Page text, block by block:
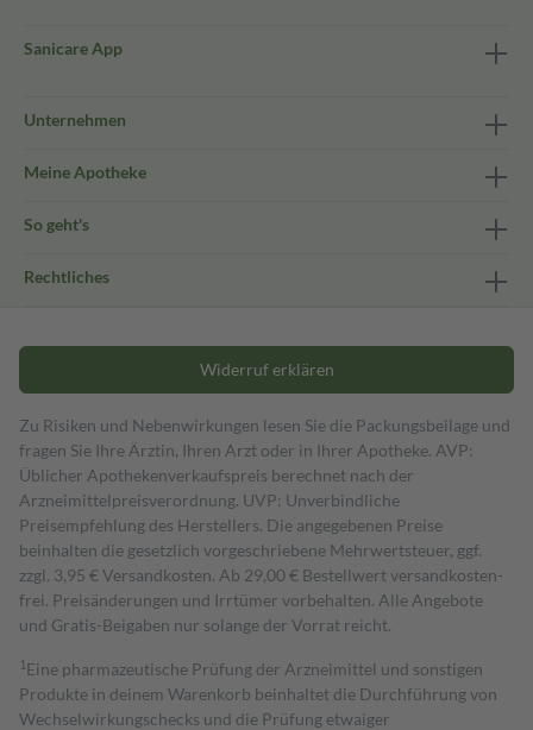
Sanicare App
Unternehmen
Meine Apotheke
So geht's
Rechtliches
Widerruf erklären
Zu Risiken und Nebenwirkungen lesen Sie die Packungsbeilage und
fragen Sie Ihre Ärztin, Ihren Arzt oder in Ihrer Apotheke. AVP:
Üblicher Apothekenverkaufspreis berechnet nach der
Arzneimittelpreisverordnung. UVP: Unverbindliche
Preisempfehlung des Herstellers. Die angegebenen Preise
beinhalten die gesetzlich vorgeschriebene Mehrwertsteuer, ggf.
zzgl. 3,95 € Versandkosten. Ab 29,00 € Bestell­wert versand­kosten­
frei. Preisänderungen und Irrtümer vorbehalten. Alle Angebote
und Gratis-Beigaben nur solange der Vorrat reicht.
1 Eine pharmazeutische Prüfung der Arzneimittel und sonstigen
Produkte in deinem Warenkorb beinhaltet die Durchführung von
Wechselwirkungschecks und die Prüfung etwaiger